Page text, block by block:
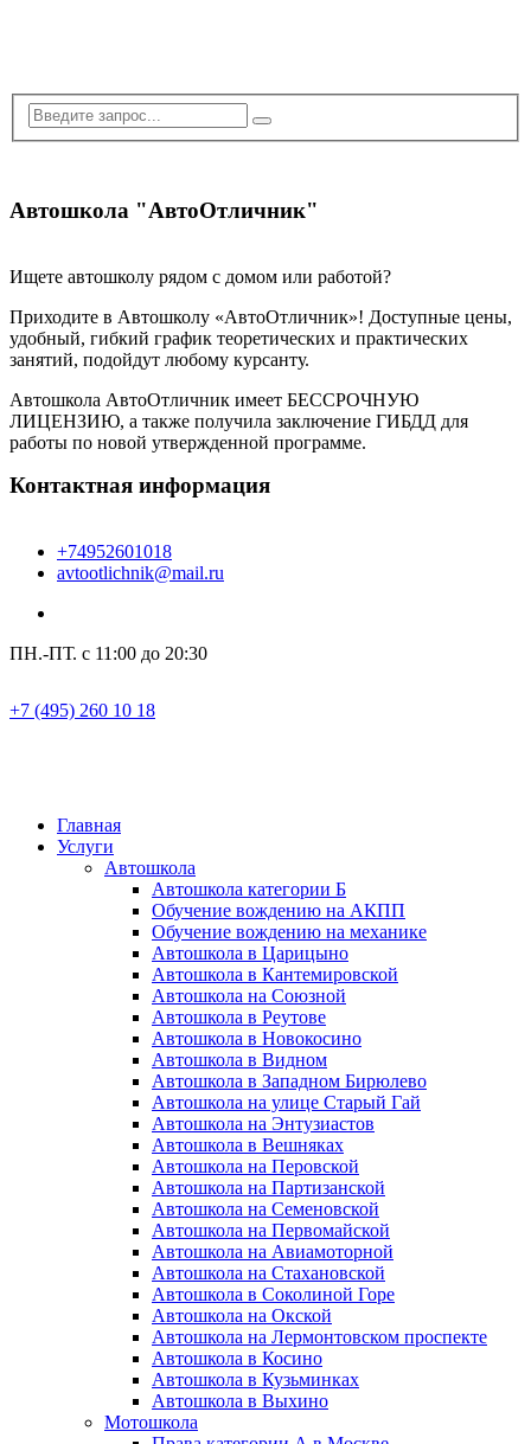
Автошкола "АвтоОтличник"
Ищете автошколу рядом с домом или работой?
Приходите в Автошколу «АвтоОтличник»! Доступные цены,
удобный, гибкий график теоретических и практических
занятий, подойдут любому курсанту.
Автошкола АвтоОтличник имеет БЕССРОЧНУЮ
ЛИЦЕНЗИЮ, а также получила заключение ГИБДД для
работы по новой утвержденной программе.
Контактная информация
+74952601018
avtootlichnik@mail.ru
ПН.-ПТ. с 11:00 до 20:30
+7 (495) 260 10 18
Главная
Услуги
Автошкола
Автошкола категории Б
Обучение вождению на АКПП
Обучение вождению на механике
Автошкола в Царицыно
Автошкола в Кантемировской
Автошкола на Союзной
Автошкола в Реутове
Автошкола в Новокосино
Автошкола в Видном
Автошкола в Западном Бирюлево
Автошкола на улице Старый Гай
Автошкола на Энтузиастов
Автошкола в Вешняках
Автошкола на Перовской
Автошкола на Партизанской
Автошкола на Семеновской
Автошкола на Первомайской
Автошкола на Авиамоторной
Автошкола на Стахановской
Автошкола в Соколиной Горе
Автошкола на Окской
Автошкола на Лермонтовском проспекте
Автошкола в Косино
Автошкола в Кузьминках
Автошкола в Выхино
Мотошкола